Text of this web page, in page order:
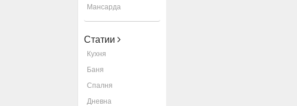
Мансарда
Статии
Кухня
Баня
Спалня
Дневна